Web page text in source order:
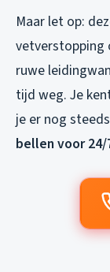
Maar let op:
vetverstopping
ruwe
tijd weg. Je
je er nog
bellen voor 24/